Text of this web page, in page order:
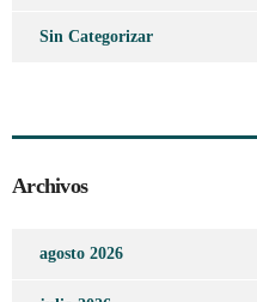
Sin Categorizar
Archivos
agosto 2026